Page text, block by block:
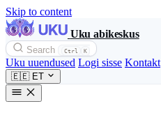
Skip to content
Uku abikeskus
Search Ctrl K
Uku uuendused Logi sisse Kontakt
🇪🇪 ET